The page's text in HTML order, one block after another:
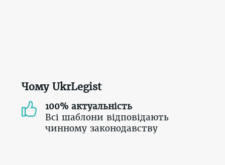
Чому UkrLegist
100% актуальність
Всі шаблони відповідають
чинному законодавству